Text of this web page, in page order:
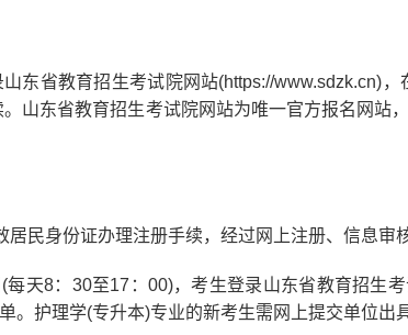
省教育招生考试院网站(https://www.sdzk.cn)，
山东省教育招生考试院网站为唯一官方报名网站
身份证办理注册手续，经过网上注册、信息审
8：30至17：00)，考生登录山东省教育招生考
。护理学(专升本)专业的新考生需网上提交单位出